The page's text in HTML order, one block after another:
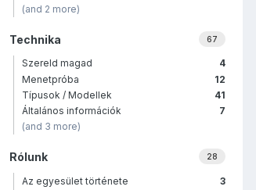
(and 2 more)
67
Technika
4
Szereld magad
12
Menetpróba
41
Típusok / Modellek
7
Általános információk
(and 3 more)
28
Rólunk
3
Az egyesület története